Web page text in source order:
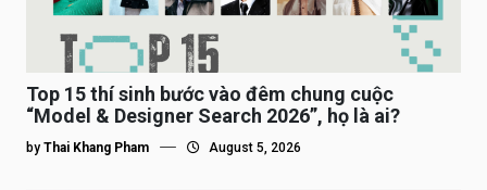
Top 15 thí sinh bước vào đêm chung cuộc
“Model & Designer Search 2026”, họ là ai?
by Thai Khang Pham August 5, 2026